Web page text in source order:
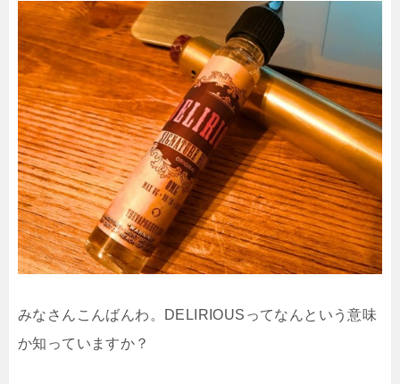
みなさんこんばんわ。DELIRIOUSってなんという意味
か知っていますか？